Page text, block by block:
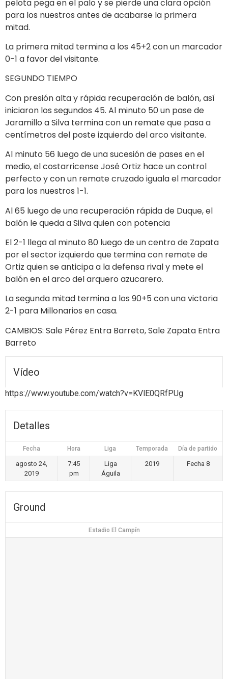
pelota pega en el palo y se pierde una clara opción
para los nuestros antes de acabarse la primera
mitad.
La primera mitad termina a los 45+2 con un marcador
0-1 a favor del visitante.
SEGUNDO TIEMPO
Con presión alta y rápida recuperación de balón, así
iniciaron los segundos 45. Al minuto 50 un pase de
Jaramillo a Silva termina con un remate que pasa a
centímetros del poste izquierdo del arco visitante.
Al minuto 56 luego de una sucesión de pases en el
medio, el costarricense José Ortiz hace un control
perfecto y con un remate cruzado iguala el marcador
para los nuestros 1-1.
Al 65 luego de una recuperación rápida de Duque, el
balón le queda a Silva quien con potencia
El 2-1 llega al minuto 80 luego de un centro de Zapata
por el sector izquierdo que termina con remate de
Ortiz quien se anticipa a la defensa rival y mete el
balón en el arco del arquero azucarero.
La segunda mitad termina a los 90+5 con una victoria
2-1 para Millonarios en casa.
CAMBIOS: Sale Pérez Entra Barreto, Sale Zapata Entra
Barreto
Vídeo
https://www.youtube.com/watch?v=KVlE0QRfPUg
Detalles
Fecha Hora Liga Temporada Día de partido
agosto 24,
2019
7:45
pm
Liga
Águila
2019 Fecha 8
Ground
Estadio El Campín